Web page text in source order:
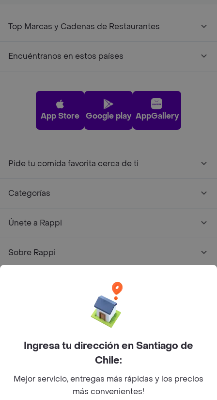
Top Marcas y Cadenas de Restaurantes
Encuéntranos en estos países
App Store Google play AppGallery
Pide tu comida favorita cerca de ti
Categorías
Únete a Rappi
Sobre Rappi
Facebook
TwitterInstagram
Rappi Inc. All rights reserved.
Ingresa tu dirección en Santiago de
Chile:
Mejor servicio, entregas más rápidas y los precios
más convenientes!